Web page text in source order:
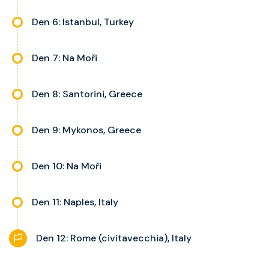
Den 6: Istanbul, Turkey
Den 7: Na Moři
Den 8: Santorini, Greece
Den 9: Mykonos, Greece
Den 10: Na Moři
Den 11: Naples, Italy
Den 12: Rome (civitavecchia), Italy